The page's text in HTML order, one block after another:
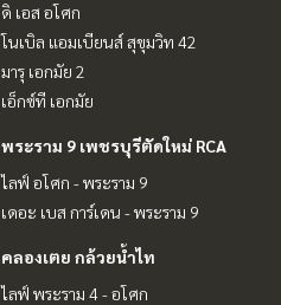
ดิ เอส อโศก
โนเบิล แอมเบียนส์ สุขุมวิท 42
มารุ เอกมัย 2
เอ็กซ์ที เอกมัย
พระราม 9 เพชรบุรีตัดใหม่ RCA
ไลฟ์ อโศก - พระราม 9
เดอะ เบส การ์เดน - พระราม 9
คลองเตย กล้วยน้ำไท
ไลฟ์ พระราม 4 - อโศก